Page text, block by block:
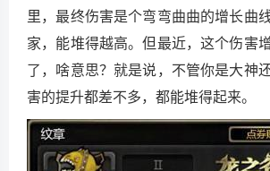
里，最终伤害是个弯弯曲曲的增长曲
家，能堆得越高。但最近，这个伤害
了，啥意思？就是说，不管你是大神
害的提升都差不多，都能堆得起来。